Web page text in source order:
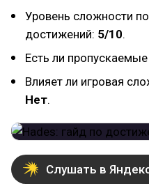
Уровень сложности
достижений: 5/10.
Есть ли
Влияет ли игровая
Нет.
Слушать в